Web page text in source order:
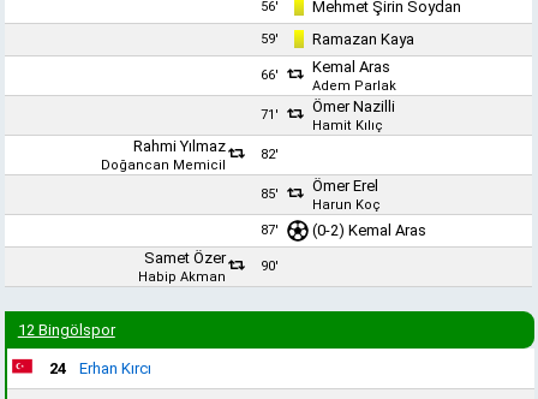
56' Mehmet Şirin Soydan
59' Ramazan Kaya
66' Kemal Aras
Adem Parlak
71'
Ömer Nazilli
Hamit Kılıç
Rahmi Yılmaz
Doğancan Memicil
82'
85' Ömer Erel
Harun Koç
87'
(0-2)Kemal Aras
Samet Özer
Habip Akman
90'
12 Bingölspor
24 Erhan Kırcı